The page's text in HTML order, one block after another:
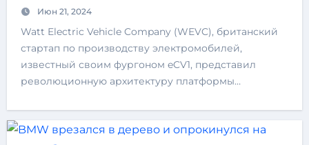
Июн 21, 2024
Watt Electric Vehicle Company (WEVC), британский
стартап по производству электромобилей,
известный своим фургоном eCV1, представил
революционную архитектуру платформы…